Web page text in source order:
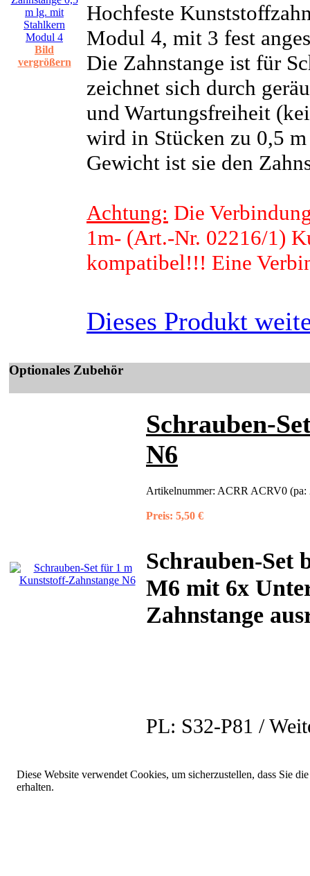
Bild
vergrößern
Hochfeste
Modul 4, mit 3 fest
Die Zahnstange ist für
zeichnet sich durch
und Wartungsfreiheit
wird in Stücken zu 0,5
Gewicht ist sie den
Achtung: Die
1m- (Art.-Nr. 02216/1)
kompatibel!!! Eine
Dieses Produkt
Optionales Zubehör
Schrauben-
N6
Artikelnummer: ACRR ACRV0 (pa:
Preis: 5,50 €
Schrauben-Set
M6 mit 6x
Zahnstange
PL: S32-P81 /
Diese Website verwendet Cookies, um sicherzustellen, dass Sie
erhalten.